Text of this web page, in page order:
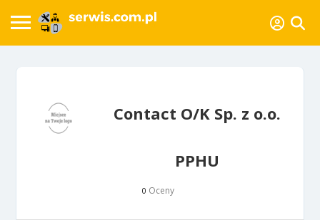
Contact O/K Sp. z o.o.
PPHU
0 Oceny